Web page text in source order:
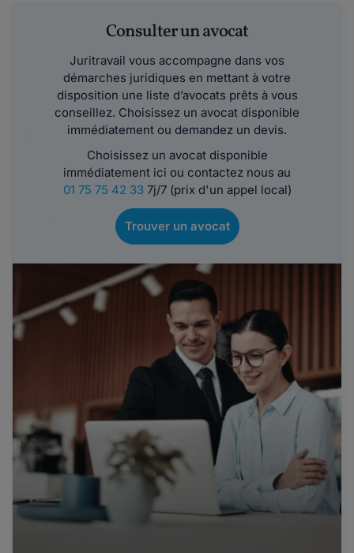
Consulter un avocat
Juritravail vous accompagne dans vos
démarches juridiques en mettant à votre
disposition une liste d’avocats prêts à vous
conseillez. Choisissez un avocat disponible
immédiatement ou demandez un devis.
Choisissez un avocat disponible
immédiatement ici ou contactez nous au
01 75 75 42 337j/7 (prix d'un appel local)
Trouver un avocat